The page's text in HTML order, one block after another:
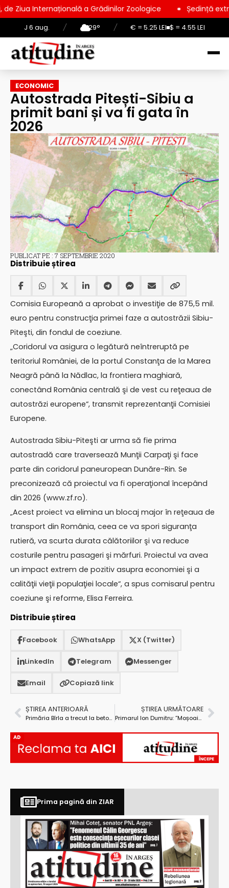
J 6 aug. / 29° / € = 5.25 LEI $ = 4.55 LEI
a Grădinilor Zoologice Ședință extraordinară la
ECONOMIC
Autostrada Pitești-Sibiu a
primit bani și va fi gata în
2026
PUBLICAT PE : 7 SEPTEMBRIE 2020
Distribuie știrea
Comisia Europeană a aprobat o investiţie de 875,5 mil.
euro pentru construcţia primei faze a autostrăzii Sibiu-
Piteşti, din fondul de coeziune.
„Coridorul va asigura o legătură neîntreruptă pe
teritoriul României, de la portul Constanţa de la Marea
Neagră până la Nădlac, la frontiera maghiară,
conectând România centrală şi de vest cu reţeaua de
autostrăzi europene“, transmit reprezentanţii Comisiei
Europene.
Autostrada Sibiu-Piteşti ar urma să fie prima
autostradă care traversează Munţii Carpaţi şi face
parte din coridorul paneuropean Dunăre-Rin. Se
preconizează că proiectul va fi operaţional începând
din 2026 (www.zf.ro).
„Acest proiect va elimina un blocaj major în reţeaua de
transport din România, ceea ce va spori siguranţa
rutieră, va scurta durata călătoriilor şi va reduce
costurile pentru pasageri şi mărfuri. Proiectul va avea
un impact extrem de pozitiv asupra economiei şi a
calităţii vieţii populaţiei locale“, a spus comisarul pentru
coeziune şi reforme, Elisa Ferreira.
Distribuie știrea
Facebook WhatsApp X (Twitter)
LinkedIn Telegram Messenger
Email Copiază link
ȘTIREA ANTERIOARĂ
Primăria Bîrla a trecut la betonarea șanțurilor
ȘTIREA URMĂTOARE
Primarul Ion Dumitru: ”Moșoaia a făcut lucruri mărețe sub Ene. Sub conducerea Simonei Bușcă va face lucruri și mai mărețe!”
AD
Prima pagină din ZIAR